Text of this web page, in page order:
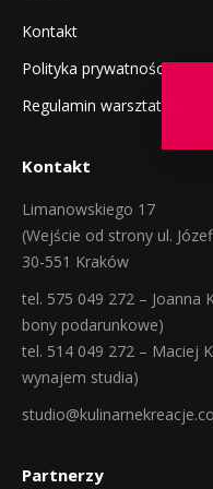
Kontakt
Polityka prywatności
Regulamin warsztatów
Kontakt
Limanowskiego 17
(Wejście od strony ul.
30-551 Kraków
tel. 575 049 272 – Joanna
bony podarunkowe)
tel. 514 049 272 – Maciej
wynajem studia)
Partnerzy